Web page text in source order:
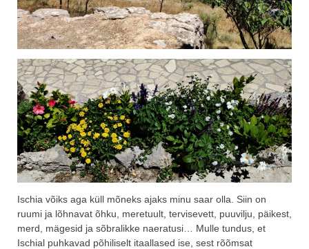
Ischia võiks aga küll mõneks ajaks minu saar olla. Siin on
ruumi ja lõhnavat õhku, meretuult, tervisevett, puuvilju, päikest,
merd, mägesid ja sõbralikke naeratusi… Mulle tundus, et
Ischial puhkavad põhiliselt itaallased ise, sest rõõmsat